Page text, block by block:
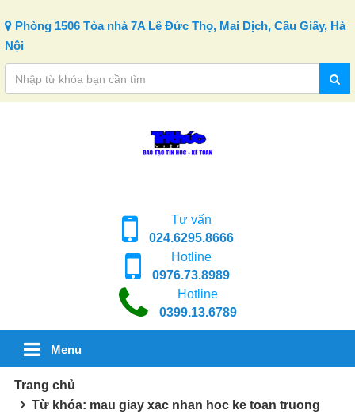
Phòng 1506 Tòa nhà 7A Lê Đức Thọ, Mai Dịch, Cầu Giấy, Hà
Nội
Tư vấn
024.6295.8666
Hotline
0976.73.8989
Hotline
0399.13.6789
Menu
Trang chủ
Từ khóa: mau giay xac nhan hoc ke toan truong